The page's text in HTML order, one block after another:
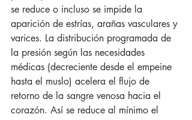
se reduce o incluso se impide la
aparición de estrías, arañas vasculares y
varices. La distribución programada de
la presión según las necesidades
médicas (decreciente desde el empeine
hasta el muslo) acelera el flujo de
retorno de la sangre venosa hacia el
corazón. Así se reduce al mínimo el